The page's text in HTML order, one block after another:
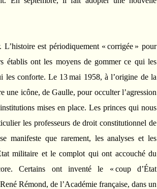
est périodiquement « corrigée » pour
établis ont les moyens de gommer ce qui les
les conforte. Le 13 mai 1958, à l’origine de la
une icône, de Gaulle, pour occulter l’agression
mises en place. Les princes qui nous
les professeurs de droit constitutionnel de
manifeste que rarement, les analyses et les
militaire et le complot qui ont accouché du
Certains ont inventé le « coup d’État
Rémond, de l’Académie française, dans un